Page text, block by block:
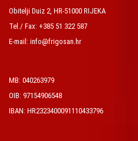
Obitelji Duiz 2, HR-51000 RIJEKA
Tel./ Fax: +385 51 322 587
E-mail: info@frigosan.hr
MB: 040263979
OIB: 97154906548
IBAN: HR2323400091110433796